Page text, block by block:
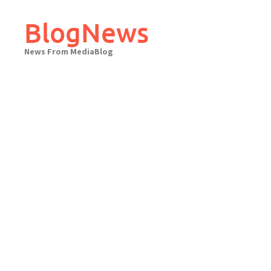
contentBlogNews
News From MediaBlog